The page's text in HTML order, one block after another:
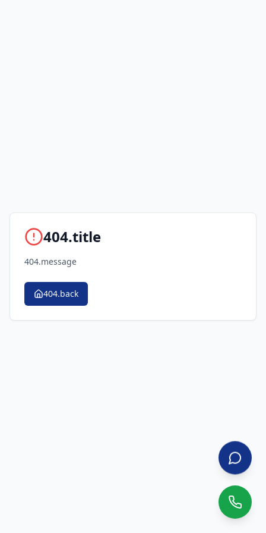
404.title
404.message
404.back